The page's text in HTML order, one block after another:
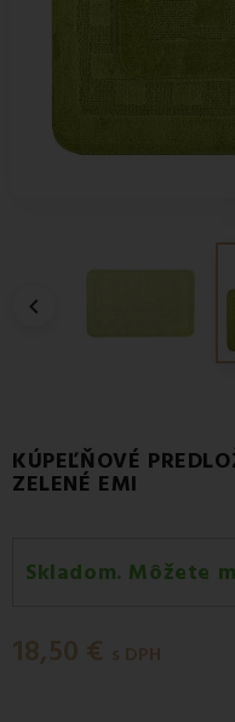

KÚPEĽŇOVÉ
ZELENÉ EMI
Skladom. Môžete
Pondelok 10.08
18,50 € s DPH